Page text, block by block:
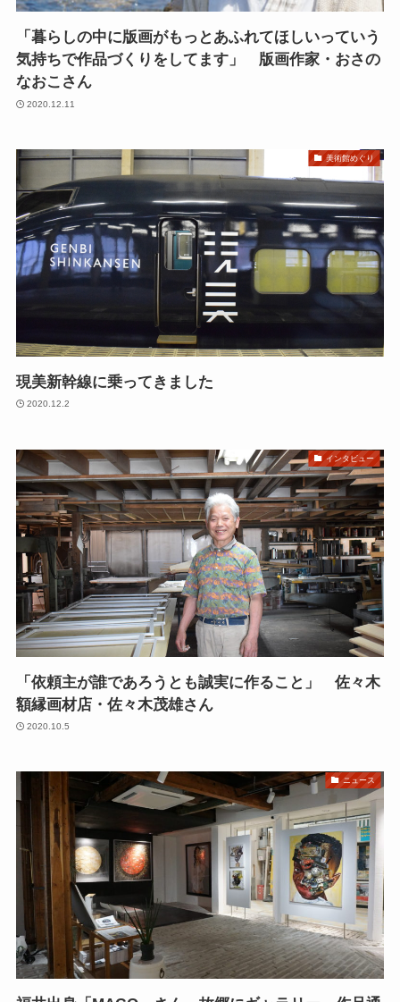
「暮らしの中に版画がもっとあふれてほしいっていう
気持ちで作品づくりをしてます」 版画作家・おさの
なおこさん
2020.12.11
美術館めぐり
現美新幹線に乗ってきました
2020.12.2
インタビュー
「依頼主が誰であろうとも誠実に作ること」 佐々木
額縁画材店・佐々木茂雄さん
2020.10.5
ニュース